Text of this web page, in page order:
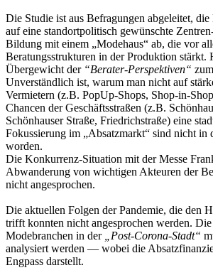
Die Studie ist aus Befragungen abgeleitet, die
auf eine standortpolitisch gewünschte
Bildung mit einem „Modehaus“ ab, die vor
Beratungsstrukturen in der Produktion stärkt.
Übergewicht der “Berater-Perspektiven“
Unverständlich ist, warum man nicht auf
Vermietern (z.B. PopUp-Shops, Shop-in-
Chancen der Geschäftsstraßen (z.B.
Schönhauser Straße, Friedrichstraße) eine
Fokussierung im „Absatzmarkt“ sind nicht in
worden.
Die Konkurrenz-Situation mit der Messe
Abwanderung von wichtigen Akteuren der
nicht angesprochen.
Die aktuellen Folgen der Pandemie, die den
trifft konnten nicht angesprochen werden.
Modebranchen in der
„Post-Corona-Stadt“
analysiert werden — wobei die
Engpass darstellt.